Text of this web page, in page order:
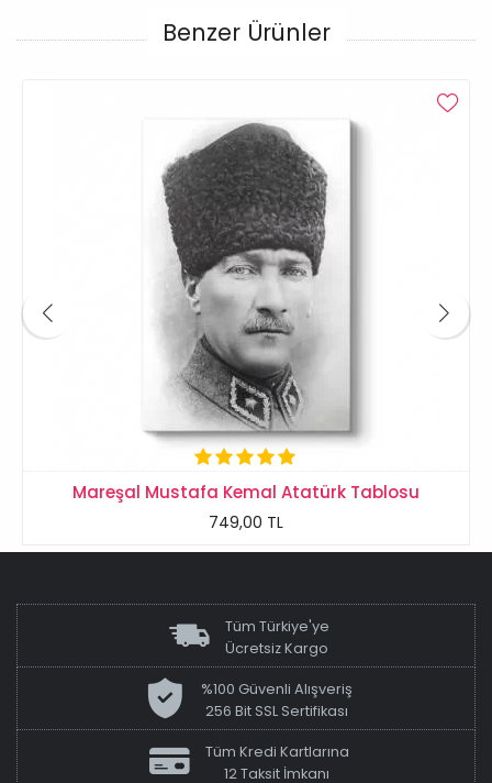
Benzer Ürünler
Mareşal Mustafa Kemal Atatürk Tablosu
749,00 TL
Tüm Türkiye'ye
Ücretsiz Kargo
%100 Güvenli Alışveriş
256 Bit SSL Sertifikası
Tüm Kredi Kartlarına
12 Taksit İmkanı